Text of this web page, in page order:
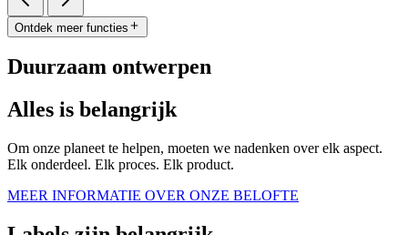
Ontdek meer functies
Duurzaam ontwerpen
Alles is belangrijk
Om onze planeet te helpen, moeten we nadenken over elk aspect.
Elk onderdeel. Elk proces. Elk product.
MEER INFORMATIE OVER ONZE BELOFTE